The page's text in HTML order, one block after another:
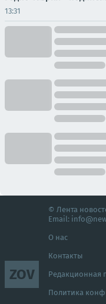
13:31
ZOV
© Лента
Email:
О нас
Контакты
Редакционная
Политика